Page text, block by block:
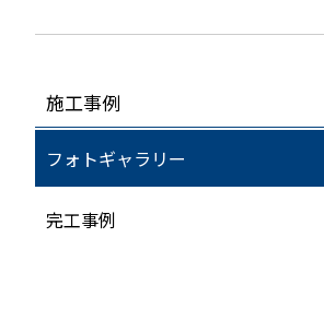
施工事例
フォトギャラリー
完工事例